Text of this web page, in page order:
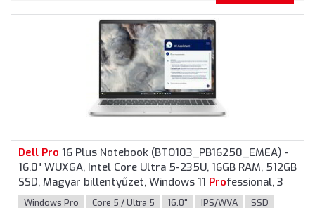
Dell Pro 16 Plus Notebook (BTO103_PB16250_EMEA) -
16.0" WUXGA, Intel Core Ultra 5-235U, 16GB RAM, 512GB
SSD, Magyar billentyűzet, Windows 11 Professional, 3
év garancia, Alumínium színben
Windows Pro Core 5 / Ultra 5 16.0" IPS/WVA
SSD